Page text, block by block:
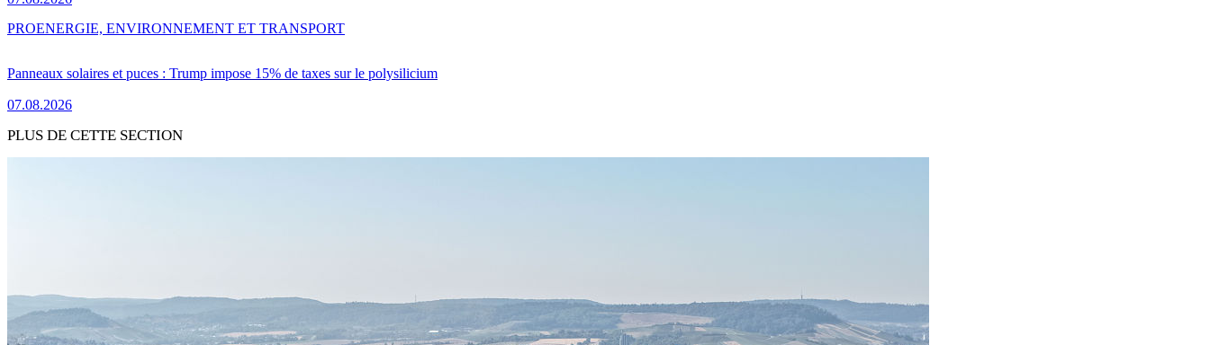
Panneaux solaires et puces : Trump impose 15% de taxes sur le polysilicium
07.08.2026
PROENERGIE, ENVIRONNEMENT ET TRANSPORT
PLUS DE CETTE SECTION